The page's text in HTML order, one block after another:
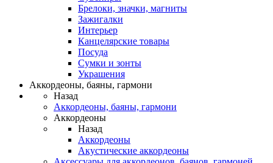
Брелоки, значки, магниты
Зажигалки
Интерьер
Канцелярские товары
Посуда
Сумки и зонты
Украшения
Аккордеоны, баяны, гармони
Назад
Аккордеоны, баяны, гармони
Аккордеоны
Назад
Аккордеоны
Акустические аккордеоны